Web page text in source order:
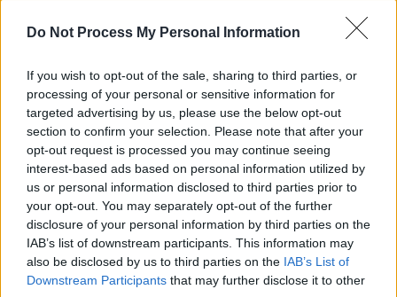
Do Not Process My Personal Information
If you wish to opt-out of the sale, sharing to third parties, or
processing of your personal or sensitive information for
targeted advertising by us, please use the below opt-out
section to confirm your selection. Please note that after your
opt-out request is processed you may continue seeing
interest-based ads based on personal information utilized by
us or personal information disclosed to third parties prior to
your opt-out. You may separately opt-out of the further
disclosure of your personal information by third parties on the
IAB’s list of downstream participants. This information may
also be disclosed by us to third parties on the IAB’s List of
Downstream Participants that may further disclose it to other
News Santé
https://news-sante.fr
ARTICLES CONNEXES PLUS DE L'AUTEUR
Santé
Canicule : les conseils
Santé
Éclipse du 12 août :
Santé
Un chewing-gum